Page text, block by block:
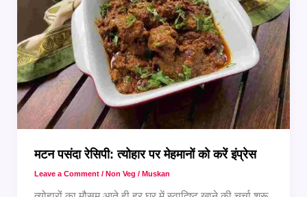
सबको
पसंद
आएंगी
मटन पसंदा रेसिपी: त्योहार पर मेहमानों को करें इंप्रेस
Leave a Comment / Non Veg / Muskan